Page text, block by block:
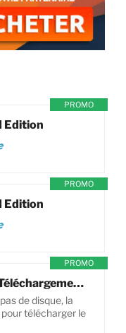
PROMO
Edition
PROMO
Edition
PROMO
FIFA 20 - Code de Téléchargement pour PC
de disque, la
télécharger le